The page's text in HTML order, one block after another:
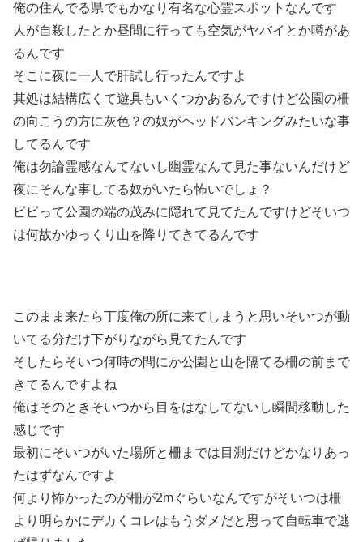
俺の住んでる県でもかなり有名な心霊スポットなんです
人が自殺したとか昼間に行っても空気がヤバイとか噂があ
るんです
そこに夜に一人で肝試し行ったんですよ
其処は結構広くて遊具もいくつかあるんですけど公園の柵
の向こうの方に灰色？の奴がヘッドバンキングみたいな事
してるんです
俺は勿論霊感なんてないし幽霊なんて見た事ないんだけど
夜にそんな事してる奴がいたら怖いでしょ？
ビビって公園の端の茂みに隠れて見てたんですけどそいつ
は何故かゆっくり山を降りてきてるんです
このまま来たら丁度俺の所に来てしまうと思いそいつが動
いてる分だけ下がりながら見てたんです
そしたらそいつ何時の間にか公園と山を隔てる柵の前まで
きてるんですよね
俺はそのときそいつから目をはなしてないし瞬間移動した
感じです
最初にそいつがいた場所と柵までは目測だけどかなりあっ
たはずなんですよ
何より怖かったのが柵が2mぐらいなんですがそいつは柵
より明らかにデカくコレはもうダメだと思って自転車で逃